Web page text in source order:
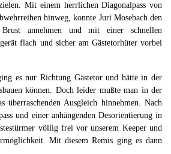
Mit einem herrlichen Diagonalpass von
hinweg, konnte Juri Mosebach den
annehmen und mit einer schnellen
flach und sicher am Gästetorhüter vorbei
es nur Richtung Gästetor und hätte in der
können. Doch leider mußte man in der
überraschenden Ausgleich hinnehmen. Nach
und einer anhängenden Desorientierung in
völlig frei vor unserem Keeper und
Mit diesem Remis ging es dann